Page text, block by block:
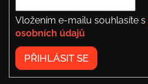
Vložením e-mailu souhlasíte s
osobních údajů
PŘIHLÁSIT SE